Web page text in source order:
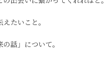
たいこと。
話」について。